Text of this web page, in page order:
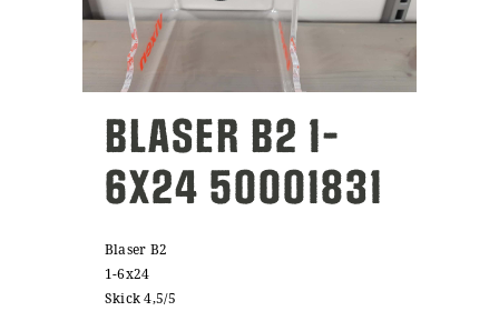
BLASER B2 1-
6X24 50001831
Blaser B2
1-6x24
Skick 4,5/5